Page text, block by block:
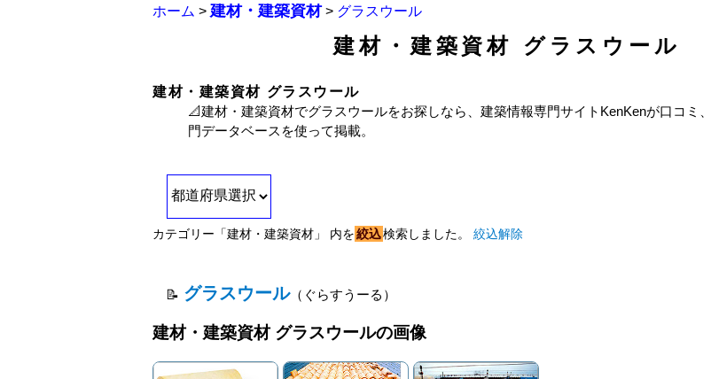
ホーム > 建材・建築資材> グラスウール
建材・建築資材 グラスウール
建材・建築資材 グラスウール
📐建材・建築資材でグラスウールをお探しなら、建築情報専門サイトKenKenが口コミ
門データベースを使って掲載。
カテゴリー「建材・建築資材」 内を絞込検索しました。 絞込解除
グラスウール（ぐらすうーる）
建材・建築資材 グラスウールの画像